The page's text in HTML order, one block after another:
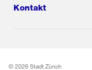
Kontakt
© 2026 Stadt Zürich